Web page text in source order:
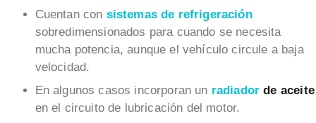
Cuentan con sistemas de refrigeración
sobredimensionados para cuando se necesita
mucha potencia, aunque el vehículo circule a baja
velocidad.
En algunos casos incorporan un radiadorde aceite
en el circuito de lubricación del motor.